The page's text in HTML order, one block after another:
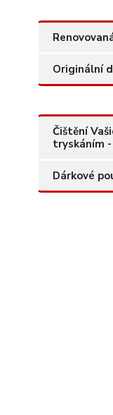
Originální
Čištění
tryskáním
Dárkové